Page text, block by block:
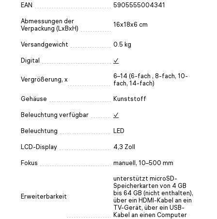
EAN 5905555004341
Abmessungen der
Verpackung (LxBxH)
16x18x6 cm
Versandgewicht 0.5 kg
Digital ✓
Vergrößerung, x
6–14 (6-fach , 8-fach, 10-
fach, 14-fach)
Gehäuse Kunststoff
Beleuchtung verfügbar ✓
Beleuchtung LED
LCD-Display 4,3 Zoll
Fokus manuell, 10–500 mm
Erweiterbarkeit
unterstützt microSD-
Speicherkarten von 4 GB
bis 64 GB (nicht enthalten),
über ein HDMI-Kabel an ein
TV-Gerät, über ein USB-
Kabel an einen Computer